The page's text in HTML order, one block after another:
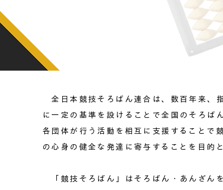
全日本競技そろばん連合は、数百年来、
に一定の基準を設けることで全国のそろば
各団体が行う活動を相互に支援することで
の心身の健全な発達に寄与することを目的
「競技そろばん」はそろばん・あんざん